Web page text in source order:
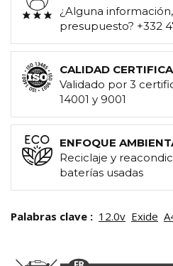
¿Alguna
presupuesto? +332
CALIDAD
Validado por 3
14001 y 9001
ENFOQUE
Reciclaje y
baterías usadas
Palabras clave : 12.0v Exide